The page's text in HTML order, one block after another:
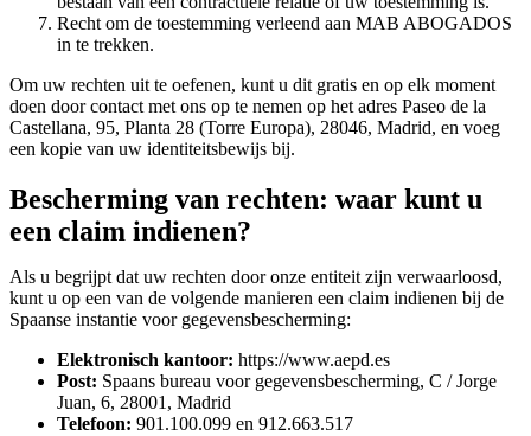
Recht om de toestemming verleend aan MAB ABOGADOS
in te trekken.
Om uw rechten uit te oefenen, kunt u dit gratis en op elk moment
doen door contact met ons op te nemen op het adres Paseo de la
Castellana, 95, Planta 28 (Torre Europa), 28046, Madrid, en voeg
een kopie van uw identiteitsbewijs bij.
Bescherming van rechten: waar kunt u
een claim indienen?
Als u begrijpt dat uw rechten door onze entiteit zijn verwaarloosd,
kunt u op een van de volgende manieren een claim indienen bij de
Spaanse instantie voor gegevensbescherming:
Elektronisch kantoor: https://www.aepd.es
Post: Spaans bureau voor gegevensbescherming, C / Jorge
Juan, 6, 28001, Madrid
Telefoon: 901.100.099 en 912.663.517